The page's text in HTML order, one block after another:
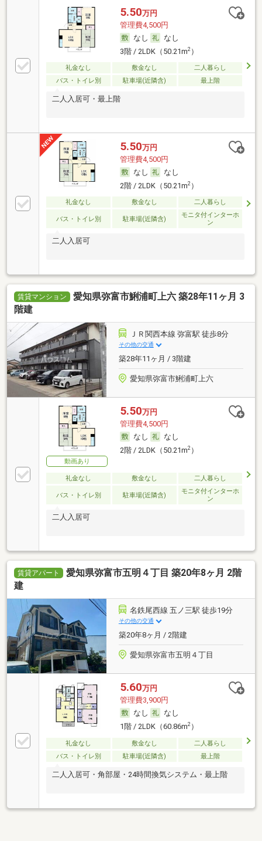
5.50万円
管理費4,500円
なし
なし
3階 / 2LDK（50.21m2）
礼金なし 敷金なし
二人暮らし
バス・トイレ別
駐車場(近隣含) 最上階
二人入居可・最上階
5.50万円
管理費4,500円
なし
なし
2階 / 2LDK（50.21m2）
礼金なし 敷金なし 二人暮らし
バス・トイレ別 駐車場(近隣含)
モニタ付インターホ
ン
二人入居可
賃貸マンション
愛知県弥富市鯏浦町上六 築28年11ヶ月 3
階建
ＪＲ関西本線 弥富駅 徒歩8分
その他の交通
築28年11ヶ月 / 3階建
愛知県弥富市鯏浦町上六
動画あり
5.50万円
管理費4,500円
なし
なし
2階 / 2LDK（50.21m2）
礼金なし 敷金なし 二人暮らし
バス・トイレ別 駐車場(近隣含)
モニタ付インターホ
ン
二人入居可
賃貸アパート
愛知県弥富市五明４丁目 築20年8ヶ月 2階
建
名鉄尾西線 五ノ三駅 徒歩19分
その他の交通
築20年8ヶ月 / 2階建
愛知県弥富市五明４丁目
5.60万円
管理費3,900円
なし
なし
1階 / 2LDK（60.86m2）
礼金なし 敷金なし
二人暮らし
バス・トイレ別
駐車場(近隣含) 最上階
二人入居可・角部屋・24時間換気システム・最上階